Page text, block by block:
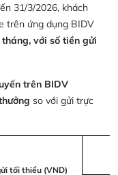
31/3/2026, khách
trên ứng dụng BIDV
tháng, với số tiền gửi
trên BIDV
so với gửi trực
tối thiểu (VND)